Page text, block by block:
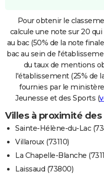
Pour obtenir le
calcule une note sur 20
au bac (50% de la note
bac au sein de
du taux de mentions
l'établissement (25% de
fournies par le
Jeunesse et des Sports (
Villes à proximité
Sainte-Hélène-du-Lac
Villaroux (73110)
La Chapelle-Blanche
Laissaud (73800)